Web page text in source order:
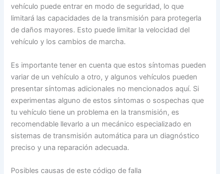
vehículo puede entrar en modo de seguridad, lo que
limitará las capacidades de la transmisión para protegerla
de daños mayores. Esto puede limitar la velocidad del
vehículo y los cambios de marcha.
Es importante tener en cuenta que estos síntomas pueden
variar de un vehículo a otro, y algunos vehículos pueden
presentar síntomas adicionales no mencionados aquí. Si
experimentas alguno de estos síntomas o sospechas que
tu vehículo tiene un problema en la transmisión, es
recomendable llevarlo a un mecánico especializado en
sistemas de transmisión automática para un diagnóstico
preciso y una reparación adecuada.
Posibles causas de este código de falla